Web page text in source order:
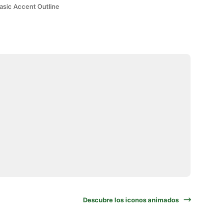
Accent Outline
Descubre los iconos animados